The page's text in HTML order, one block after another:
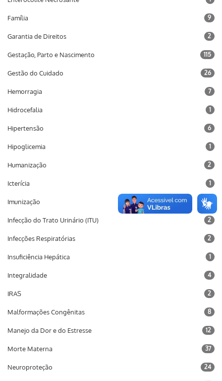
Família 9
Garantia de Direitos 2
Gestação, Parto e Nascimento 115
Gestão do Cuidado 26
Hemorragia 7
Hidrocefalia 1
Hipertensão 6
Hipoglicemia 1
Humanização 2
Icterícia 1
Imunização 10
Infecção do Trato Urinário (ITU) 2
Infecções Respiratórias 2
Insuficiência Hepática 1
Integralidade 4
IRAS 2
Malformações Congênitas 8
Manejo da Dor e do Estresse 12
Morte Materna 37
Neuroproteção 24